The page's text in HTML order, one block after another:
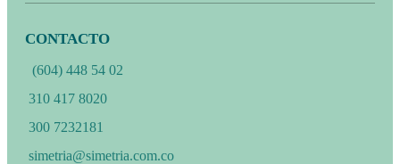
CONTACTO
(604) 448 54 02
310 417 8020
300 7232181
simetria@simetria.com.co